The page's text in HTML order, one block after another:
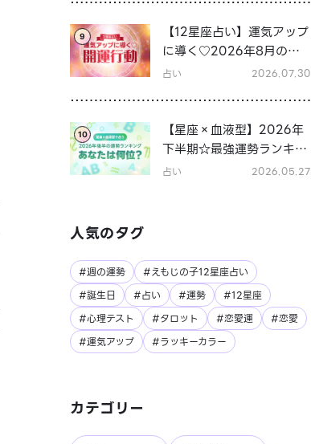
9
【12星座占い】運気アップ
に導く♡2026年8月の開
運行動
占い 2026.07.30
10
【星座×血液型】2026年
下半期☆最強運勢ランキン
グ
占い 2026.05.27
人気のタグ
#週の運勢
#えもじの子12星座占い
#誕生日
#占い #運勢
#12星座
#心理テスト
#タロット #恋愛運
#恋愛
#運気アップ
#ラッキーカラー
カテゴリー